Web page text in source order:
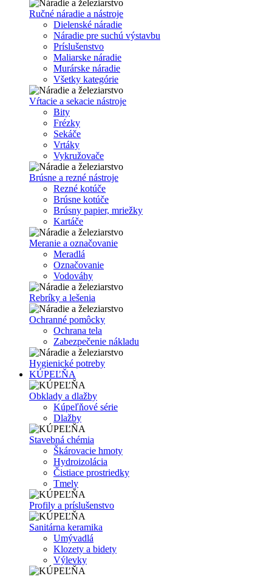
Ručné náradie a nástroje
Dielenské náradie
Náradie pre suchú výstavbu
Príslušenstvo
Maliarske náradie
Murárske náradie
Všetky kategórie
Vŕtacie a sekacie nástroje
Bity
Frézky
Sekáče
Vrtáky
Vykružovače
Brúsne a rezné nástroje
Rezné kotúče
Brúsne kotúče
Brúsny papier, mriežky
Kartáče
Meranie a označovanie
Meradlá
Označovanie
Vodováhy
Rebríky a lešenia
Ochranné pomôcky
Ochrana tela
Zabezpečenie nákladu
Hygienické potreby
KÚPEĽŇA
Obklady a dlažby
Kúpeľňové série
Dlažby
Stavebná chémia
Škárovacie hmoty
Hydroizolácia
Čistiace prostriedky
Tmely
Profily a príslušenstvo
Sanitárna keramika
Umývadlá
Klozety a bidety
Výlevky